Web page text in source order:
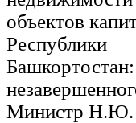
объектов
Республики
Башкортостан:
Министр Н.Ю.